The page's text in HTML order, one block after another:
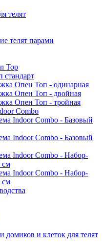
телят
телят парами
Top
Опен Топ - одинарная
Опен Топ - двойная
Опен Топ - тройная
Combo
Indoor Combo - Базовый
Indoor Combo - Базовый
Indoor Combo - Набор-
см
Indoor Combo - Набор-
см
домиков и клеток для телят